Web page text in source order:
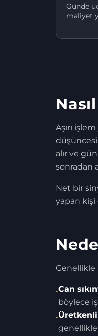
Günde
maliyet
Aşırı
alır ve
sonradan
Net bir
yapan kişi
Genellikle
•Can
böylece
•